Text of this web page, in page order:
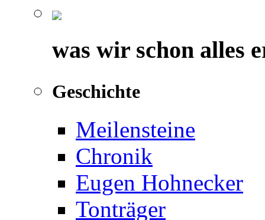
was wir schon alles
Geschichte
Meilensteine
Chronik
Eugen Hohnecker
Tonträger